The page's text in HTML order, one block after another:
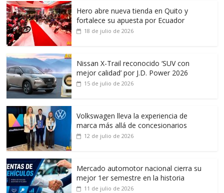
Hero abre nueva tienda en Quito y
fortalece su apuesta por Ecuador
18 de julio de 2026
Nissan X-Trail reconocido ‘SUV con
mejor calidad’ por J.D. Power 2026
15 de julio de 2026
Volkswagen lleva la experiencia de
marca más allá de concesionarios
12 de julio de 2026
Mercado automotor nacional cierra su
mejor 1er semestre en la historia
11 de julio de 2026